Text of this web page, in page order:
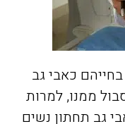
כאבי גב
ממנו, למרות
גב תחתון נשים